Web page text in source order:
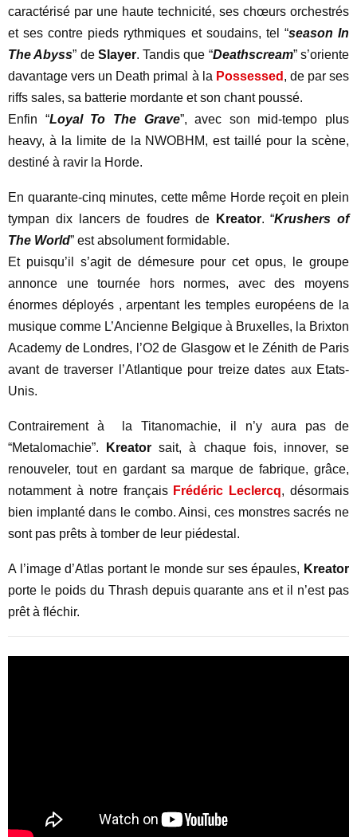
caractérisé par une haute technicité, ses chœurs orchestrés
et ses contre pieds rythmiques et soudains, tel “season In
The Abyss” de Slayer. Tandis que “Deathscream” s’oriente
davantage vers un Death primal à la Possessed , de par ses
riffs sales, sa batterie mordante et son chant poussé.
Enfin “Loyal To The Grave”, avec son mid-tempo plus
heavy, à la limite de la NWOBHM, est taillé pour la scène,
destiné à ravir la Horde.
En quarante-cinq minutes, cette même Horde reçoit en plein
tympan dix lancers de foudres de
Kreator. “Krushers of
The World” est absolument formidable.
Et puisqu’il s’agit de démesure pour cet opus, le groupe
annonce une tournée hors normes, avec des moyens
énormes déployés , arpentant les temples européens de la
musique comme L’Ancienne Belgique à Bruxelles, la Brixton
Academy de Londres, l’O2 de Glasgow et le Zénith de Paris
avant de traverser l’Atlantique pour treize dates aux Etats-
Unis.
Contrairement à la Titanomachie, il n’y aura pas de
“Metalomachie”.
Kreator sait, à chaque fois, innover, se
renouveler, tout en gardant sa marque de fabrique, grâce,
notamment à notre françaisFrédéric Leclercq, désormais
bien implanté dans le combo. Ainsi, ces monstres sacrés ne
sont pas prêts à tomber de leur piédestal.
A l’image d’Atlas portant le monde sur ses épaules, Kreator
porte le poids du Thrash depuis quarante ans et il n’est pas
prêt à fléchir.